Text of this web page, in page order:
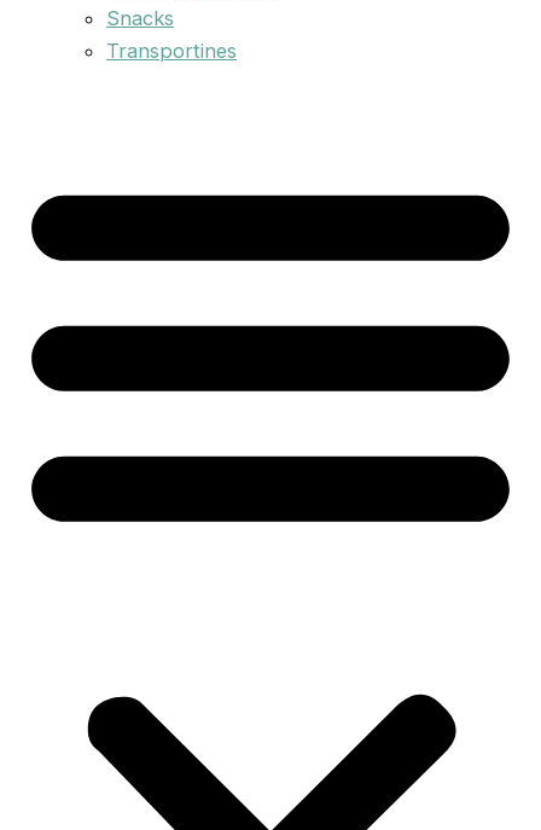
Snacks
Transportines